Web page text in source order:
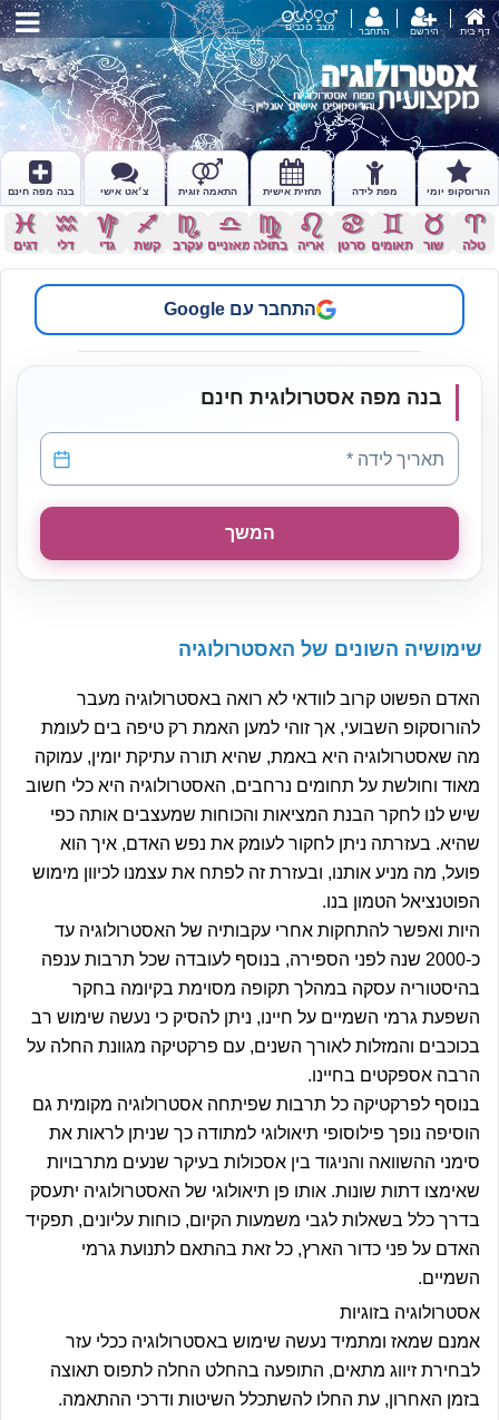
דף בית הירשם התחבר מצב כוכבים
הורוסקופ יומי מפת לידה תחזית אישית התאמה זוגית צ׳אט אישי בנה מפה חינם
a
טלה
s
שור
d
תאומים
f
סרטן
g
אריה
h
בתולה
j
מאזניים
k
עקרב
l
קשת
z
גדי
x
דלי
c
דגים
התחבר עם Google
בנה מפה אסטרולוגית חינם
תאריך לידה
תאריך לידה *
המשך
שימושיה השונים של האסטרולוגיה
האדם הפשוט קרוב לוודאי לא רואה באסטרולוגיה מעבר
להורוסקופ השבועי, אך זוהי למען האמת רק טיפה בים לעומת
מה שאסטרולוגיה היא באמת, שהיא תורה עתיקת יומין, עמוקה
מאוד וחולשת על תחומים נרחבים, האסטרולוגיה היא כלי חשוב
שיש לנו לחקר הבנת המציאות והכוחות שמעצבים אותה כפי
שהיא. בעזרתה ניתן לחקור לעומק את נפש האדם, איך הוא
פועל, מה מניע אותנו, ובעזרת זה לפתח את עצמנו לכיוון מימוש
הפוטנציאל הטמון בנו.
היות ואפשר להתחקות אחרי עקבותיה של האסטרולוגיה עד
כ-2000 שנה לפני הספירה, בנוסף לעובדה שכל תרבות ענפה
בהיסטוריה עסקה במהלך תקופה מסוימת בקיומה בחקר
השפעת גרמי השמיים על חיינו, ניתן להסיק כי נעשה שימוש רב
בכוכבים והמזלות לאורך השנים, עם פרקטיקה מגוונת החלה על
הרבה אספקטים בחיינו.
בנוסף לפרקטיקה כל תרבות שפיתחה אסטרולוגיה מקומית גם
הוסיפה נופך פילוסופי תיאולוגי למתודה כך שניתן לראות את
סימני ההשוואה והניגוד בין אסכולות בעיקר שנעים מתרבויות
שאימצו דתות שונות. אותו פן תיאולוגי של האסטרולוגיה יתעסק
בדרך כלל בשאלות לגבי משמעות הקיום, כוחות עליונים, תפקיד
האדם על פני כדור הארץ, כל זאת בהתאם לתנועת גרמי
השמיים.
אסטרולוגיה בזוגיות
אמנם שמאז ומתמיד נעשה שימוש באסטרולוגיה ככלי עזר
לבחירת זיווג מתאים, התופעה בהחלט החלה לתפוס תאוצה
בזמן האחרון, עת החלו להשתכלל השיטות ודרכי ההתאמה.